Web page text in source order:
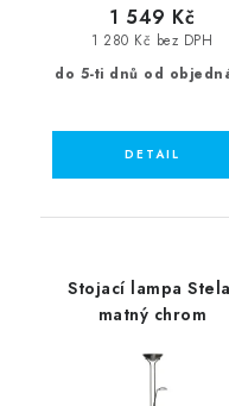
do 5-ti dnů od
1 280 Kč bez DPH
1 549 Kč
Stojací lampa
matný chrom